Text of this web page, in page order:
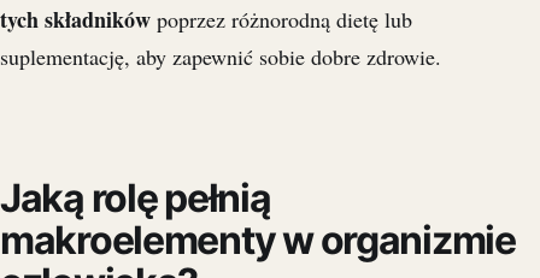
tych składników poprzez różnorodną dietę lub
suplementację, aby zapewnić sobie dobre zdrowie.
Jaką rolę pełnią
makroelementy w organizmie